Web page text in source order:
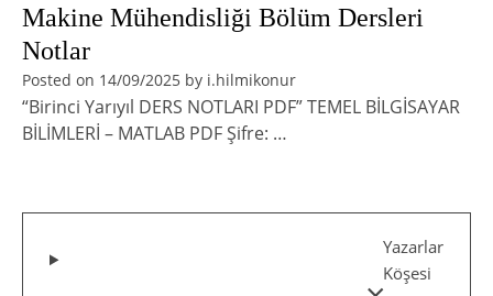
Makine Mühendisliği Bölüm Dersleri
Notlar
Posted on 14/09/2025 by i.hilmikonur
“Birinci Yarıyıl DERS NOTLARI PDF” TEMEL BİLGİSAYAR
BİLİMLERİ – MATLAB PDF Şifre: …
Yazarlar
Köşesi